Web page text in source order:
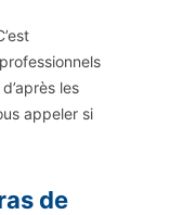
les
appeler si
de